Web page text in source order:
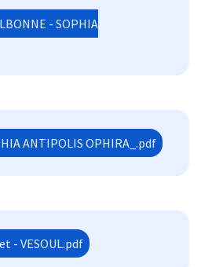
- SOPHIA
ANTIPOLIS OPHIRA_.pdf
- VESOUL.pdf